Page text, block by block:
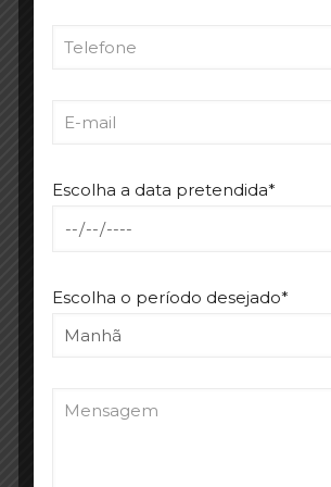
Brainspotting
Selecione o serviço pretendido*
Escolha a data pretendida*
Escolha o período desejado*